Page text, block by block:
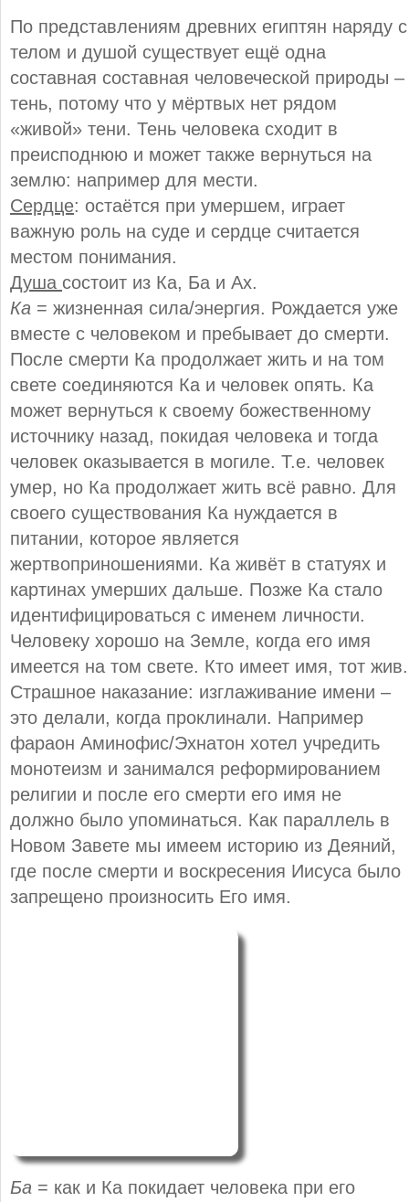
По представлениям древних египтян наряду с
телом и душой существует ещё одна
составная составная человеческой природы –
тень, потому что у мёртвых нет рядом
«живой» тени. Тень человека сходит в
преисподнюю и может также вернуться на
землю: например для мести.
Сердце: остаётся при умершем, играет
важную роль на суде и сердце считается
местом понимания.
Душа состоит из Ка, Ба и Ах.
Ка = жизненная сила/энергия. Рождается уже
вместе с человеком и пребывает до смерти.
После смерти Ка продолжает жить и на том
свете соединяются Ка и человек опять. Ка
может вернуться к своему божественному
источнику назад, покидая человека и тогда
человек оказывается в могиле. Т.е. человек
умер, но Ка продолжает жить всё равно. Для
своего существования Ка нуждается в
питании, которое является
жертвоприношениями. Ка живёт в статуях и
картинах умерших дальше. Позже Ка стало
идентифицироваться с именем личности.
Человеку хорошо на Земле, когда его имя
имеется на том свете. Кто имеет имя, тот жив.
Страшное наказание: изглаживание имени –
это делали, когда проклинали. Например
фараон Аминофис/Эхнатон хотел учредить
монотеизм и занимался реформированием
религии и после его смерти его имя не
должно было упоминаться. Как параллель в
Новом Завете мы имеем историю из Деяний,
где после смерти и воскресения Иисуса было
запрещено произносить Его имя.
Ба = как и Ка покидает человека при его